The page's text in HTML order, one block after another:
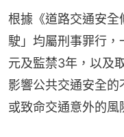
根據《道路交通安全
駛」均屬刑事罪行
元及監禁3年，以及
影響公共交通安全
或致命交通意外的風